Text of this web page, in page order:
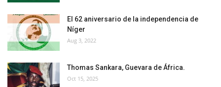
El 62 aniversario de la independencia de
Níger
Aug 3, 2022
Thomas Sankara, Guevara de África.
Oct 15, 2025